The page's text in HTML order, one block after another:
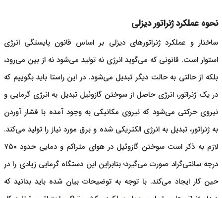
نحوه عملکرد ژنراتور دیزلی
ساختار و عملکرد ژنراتور‌های دیزلیبر اساس قانون پایستگی انرژی
استوار است. قانونی که می‌گوید انرژی نه تولید می‌شود نه از بین می‌رود،
بلکه از حالتی به حالت دیگر تبدیل می‌شود. در این راستا باید بگوییم که
در یک ژنراتور، انرژی حاصل از سوختن گازوئیل تبدیل به انرژی گرمایی و
نیروی حرکتی می‌شود که نیروی مکانیکی به وجود آمده با فشار آوردن
به ژنراتور، تبدیل به انرژی الکتریکی شده و برق مورد نیاز را تولید می‌کند.
لازم به ذکر است سوختن گازوئیل در هوای متراکم و دمایی حدود ۷۵۰
درجه سانتی‌گراد صورت می‌گیرد؛ بنابراین این دستگاه گرمایی زیادی را در
حین کار ایجاد می‌کند. با توجه به توضیحات بیان شده باید بدانید که